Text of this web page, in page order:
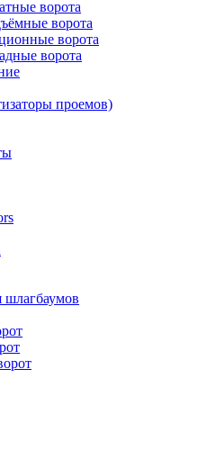
ворота
ворота
ворота
ворота
проемов)